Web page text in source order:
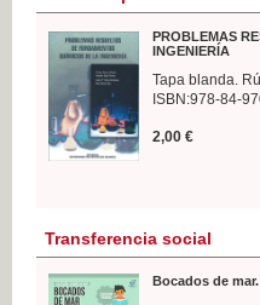
PROBLEMAS
INGENIERÍA
Tapa blanda.
ISBN:978-84-
2,00 €
Transferencia social
Bocados de